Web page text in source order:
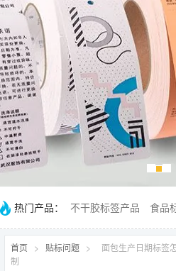
热门产品： 不干胶标签产品 食品
首页 > 贴标问题 >
面包生产日期标签
制